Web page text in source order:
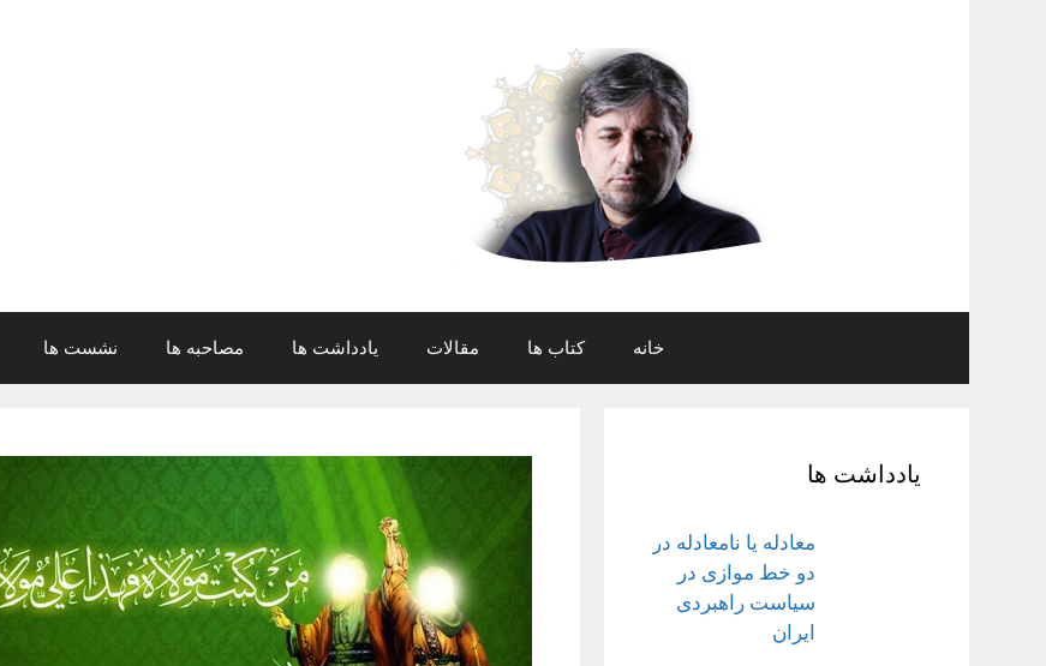
خانه کتاب ها مقالات یادداشت ها مصاحبه ها نشست ها
یادداشت ها
معادله یا نامعادله در
دو خط موازی در
سیاست راهبردی
ایران